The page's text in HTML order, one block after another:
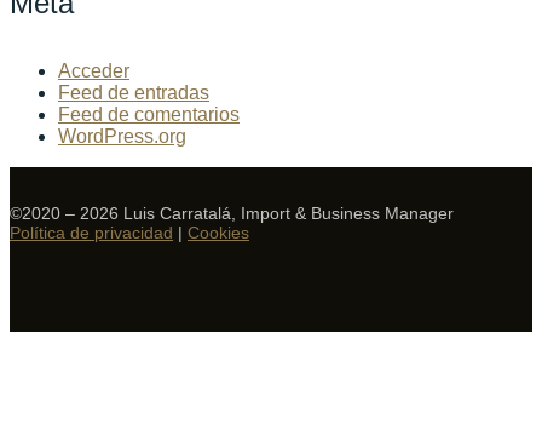
Acceder
Feed de entradas
Feed de comentarios
WordPress.org
©2020 – 2026 Luis Carratalá, Import & Business Manager
Política de privacidad | Cookies